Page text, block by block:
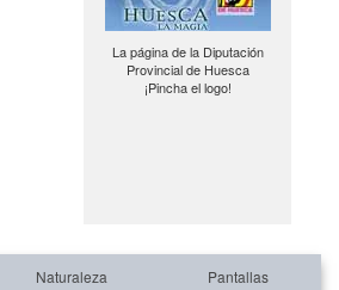
La página de la Diputación
Provincial de Huesca
¡Pincha el logo!
Naturaleza Pantallas